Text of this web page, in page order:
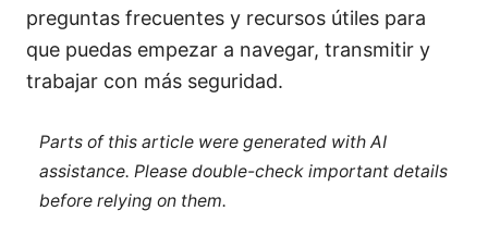
preguntas frecuentes y recursos útiles para
que puedas empezar a navegar, transmitir y
trabajar con más seguridad.
Parts of this article were generated with AI
assistance. Please double-check important details
before relying on them.